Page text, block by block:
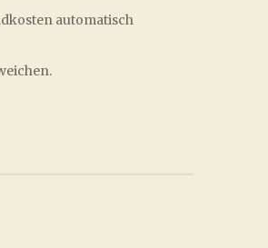
automatisch